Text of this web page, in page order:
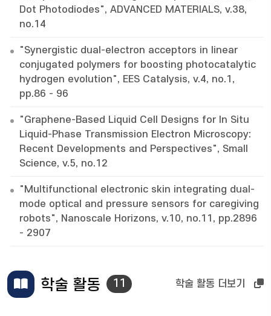
Dot Photodiodes", ADVANCED MATERIALS, v.38,
no.14
"Synergistic dual-electron acceptors in linear
conjugated polymers for boosting photocatalytic
hydrogen evolution", EES Catalysis, v.4, no.1,
pp.86 - 96
"Graphene-Based Liquid Cell Designs for In Situ
Liquid-Phase Transmission Electron Microscopy:
Recent Developments and Perspectives", Small
Science, v.5, no.12
"Multifunctional electronic skin integrating dual-
mode optical and pressure sensors for caregiving
robots", Nanoscale Horizons, v.10, no.11, pp.2896
- 2907
학술 활동 11 학술 활동 더보기